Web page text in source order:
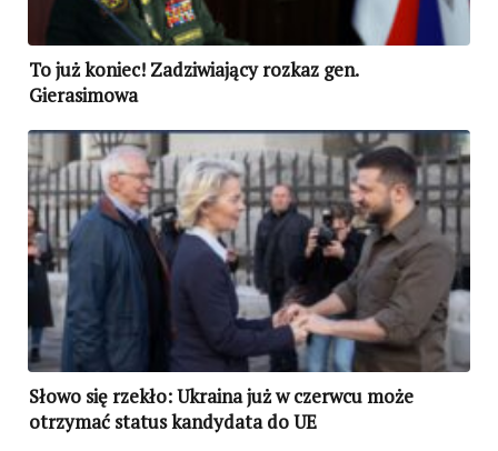
To już koniec! Zadziwiający rozkaz gen.
Gierasimowa
Słowo się rzekło: Ukraina już w czerwcu może
otrzymać status kandydata do UE